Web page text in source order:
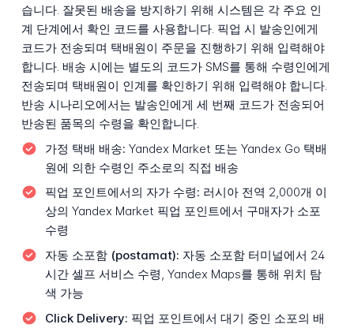
습니다. 잘못된 배송을 방지하기 위해 시스템은 각 주요 인
계 단계에서 확인 코드를 사용합니다. 픽업 시 발송인에게
코드가 전송되며 택배원이 주문을 진행하기 위해 입력해야
합니다. 배송 시에는 별도의 코드가 SMS를 통해 수령인에게
전송되며 택배원이 인계를 확인하기 위해 입력해야 합니다.
반송 시나리오에서는 발송인에게 세 번째 코드가 전송되어
반송된 품목의 수령을 확인합니다.
가정 택배 배송: Yandex Market 또는 Yandex Go 택배
원에 의한 수령인 주소로의 직접 배송
픽업 포인트에서의 자가 수령: 러시아 전역 2,000개 이
상의 Yandex Market 픽업 포인트에서 구매자가 소포
수령
자동 소포함 (postamat): 자동 소포함 터미널에서 24
시간 셀프 서비스 수령, Yandex Maps를 통해 위치 탐
색 가능
Click Delivery: 픽업 포인트에서 대기 중인 소포의 배